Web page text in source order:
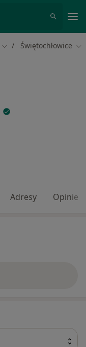
Zmień miasto
Świętochłowice
Adresy Opinie